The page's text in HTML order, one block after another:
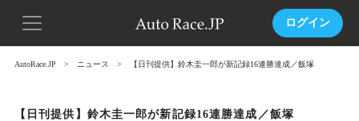
ログイン
AutoRace.JP ニュース 【日刊提供】鈴木圭一郎が新記録16連勝達成／飯塚
【日刊提供】鈴木圭一郎が新記録16連勝達成／飯塚